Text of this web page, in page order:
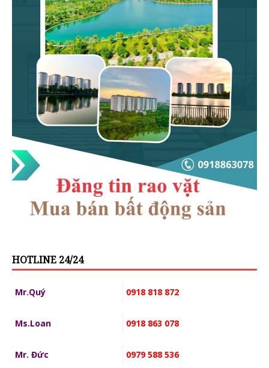
HOTLINE 24/24
Mr.Quý 0918 818 872
Ms.Loan 0918 863 078
Mr. Đức 0979 588 536